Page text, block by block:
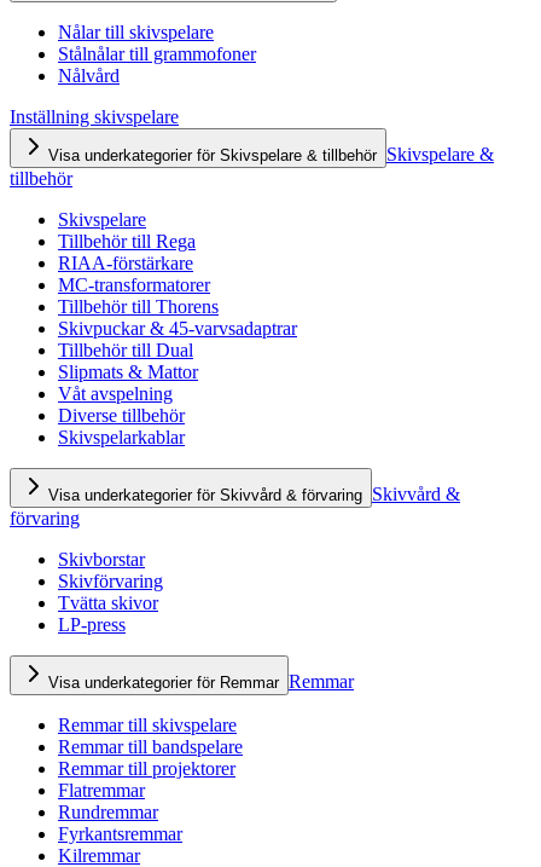
Nålar till skivspelare
Stålnålar till grammofoner
Nålvård
Inställning skivspelare
Visa underkategorier för Skivspelare & tillbehör Skivspelare &
tillbehör
Skivspelare
Tillbehör till Rega
RIAA-förstärkare
MC-transformatorer
Tillbehör till Thorens
Skivpuckar & 45-varvsadaptrar
Tillbehör till Dual
Slipmats & Mattor
Våt avspelning
Diverse tillbehör
Skivspelarkablar
Visa underkategorier för Skivvård & förvaring Skivvård &
förvaring
Skivborstar
Skivförvaring
Tvätta skivor
LP-press
Visa underkategorier för Remmar Remmar
Remmar till skivspelare
Remmar till bandspelare
Remmar till projektorer
Flatremmar
Rundremmar
Fyrkantsremmar
Kilremmar